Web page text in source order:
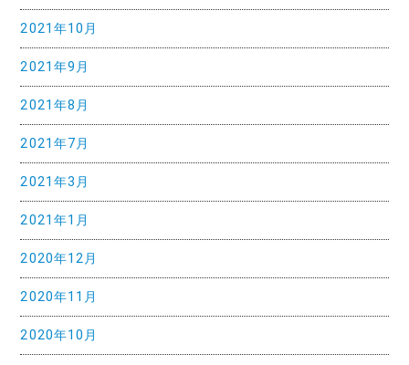
2021年10月
2021年9月
2021年8月
2021年7月
2021年3月
2021年1月
2020年12月
2020年11月
2020年10月